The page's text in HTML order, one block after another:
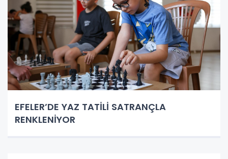
EFELER’DE YAZ TATİLİ SATRANÇLA
RENKLENİYOR